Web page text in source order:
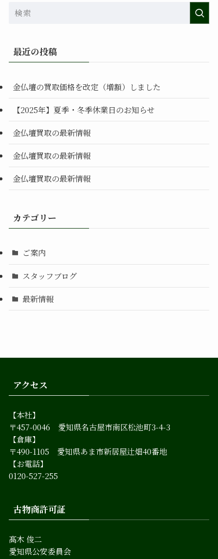
最近の投稿
金仏壇の買取価格を改定（増額）しました
【2025年】夏季・冬季休業日のお知らせ
金仏壇買取の最新情報
金仏壇買取の最新情報
金仏壇買取の最新情報
カテゴリー
ご案内
スタッフブログ
最新情報
アクセス
【本社】
〒457-0046 愛知県名古屋市南区松池町3-4-3
【倉庫】
〒490-1105 愛知県あま市新居屋辻畑40番地
【お電話】
0120-527-255
古物商許可証
髙木 俊二
愛知県公安委員会